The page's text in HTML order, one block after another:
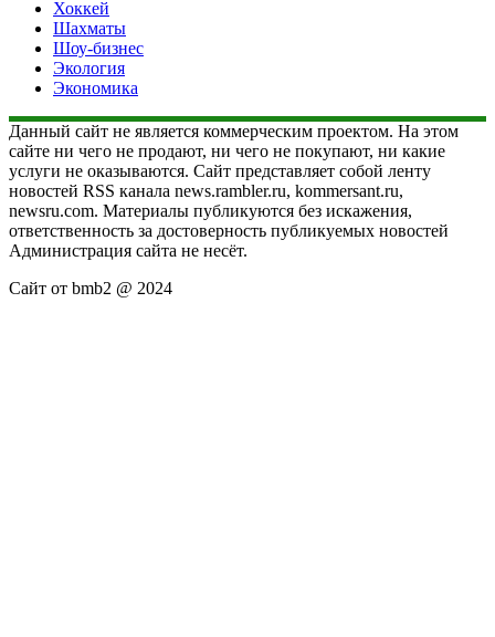
Хоккей
Шахматы
Шоу-бизнес
Экология
Экономика
Данный сайт не является коммерческим проектом. На этом
сайте ни чего не продают, ни чего не покупают, ни какие
услуги не оказываются. Сайт представляет собой ленту
новостей RSS канала news.rambler.ru, kommersant.ru,
newsru.com. Материалы публикуются без искажения,
ответственность за достоверность публикуемых новостей
Администрация сайта не несёт.
Сайт от bmb2 @ 2024